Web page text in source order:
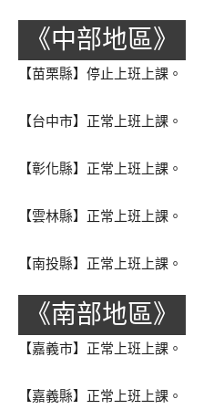
《中部地區》
【苗栗縣】停止上班上課。
【台中市】正常上班上課。
【彰化縣】正常上班上課。
【雲林縣】正常上班上課。
【南投縣】正常上班上課。
《南部地區》
【嘉義市】正常上班上課。
【嘉義縣】正常上班上課。